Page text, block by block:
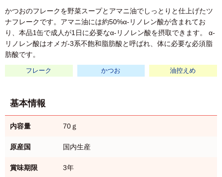
かつおのフレークを野菜スープとアマニ油でしっとりと仕上げたツ
ナフレークです。アマニ油には約50%α-リノレン酸が含まれてお
り、本品1缶で成人が1日に必要なα-リノレン酸を摂取できます。 α-
リノレン酸はオメガ-3系不飽和脂肪酸と呼ばれ、体に必要な必須脂
肪酸です。
フレーク かつお 油控えめ
基本情報
内容量 70ｇ
原産国 国内生産
賞味期限 3年